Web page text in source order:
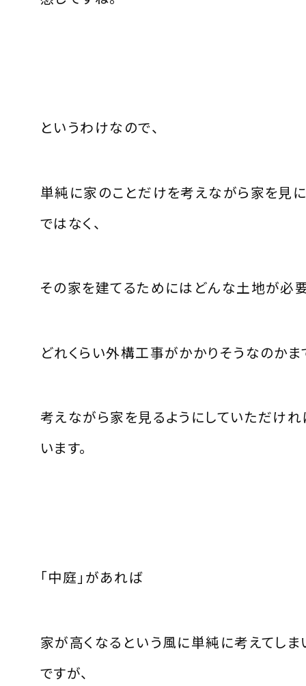
というわけなので、
単純に家のことだけを考えながら家を見
ではなく、
その家を建てるためにはどんな土地が必
どれくらい外構工事がかかりそうなのかま
考えながら家を見るようにしていただけ
います。
「中庭」があれば
家が高くなるという風に単純に考えてしま
ですが、